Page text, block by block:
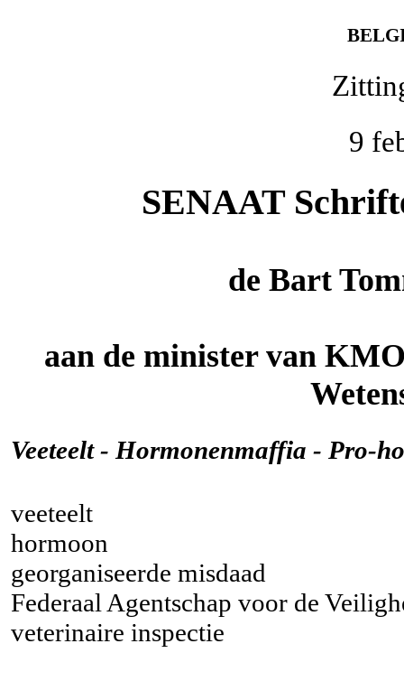
9
SENAAT
de Bart
aan de minister van
Veeteelt - Hormonenmaffia - Pro-
veeteelt
hormoon
georganiseerde misdaad
Federaal Agentschap voor de
veterinaire inspectie